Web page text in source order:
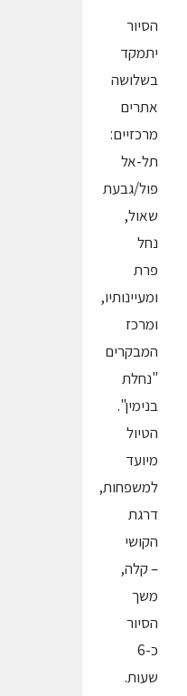
הסיור
יתמקד
בשלושה
אתרים
מרכזיים:
תל-אל
פול/גבעת
שאול,
נחל
פרת
ומעיינותיו,
ומרכז
המבקרים
"נחלת
בנימין".
הטיול
מיועד
למשפחות,
דרגת
הקושי
– קלה,
משך
הסיור
כ-6
שעות.